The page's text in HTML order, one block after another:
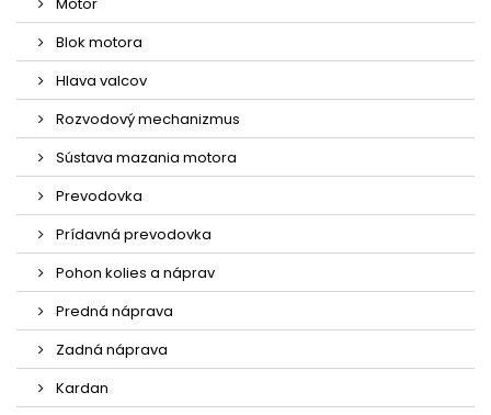
Blok motora
Hlava valcov
Rozvodový mechanizmus
Sústava mazania motora
Prevodovka
Prídavná prevodovka
Pohon kolies a náprav
Predná náprava
Zadná náprava
Kardan